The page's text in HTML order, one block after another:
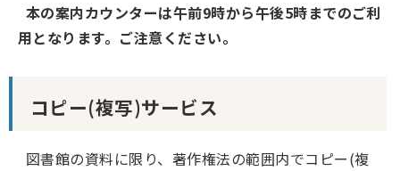
本の案内カウンターは午前9時から午後5時までのご利
用となります。ご注意ください。
コピー(複写)サービス
図書館の資料に限り、著作権法の範囲内でコピー(複